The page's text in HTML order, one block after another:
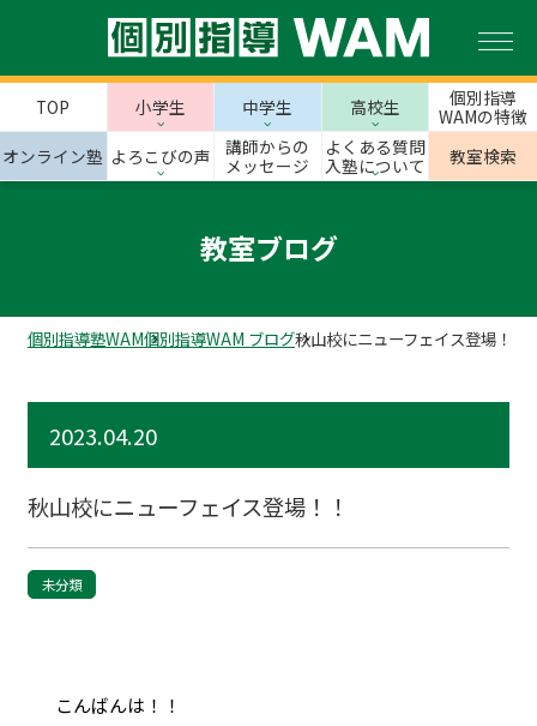
TOP 小学生 中学生 高校生
個別指導
WAMの特徴
オンライン塾 よろこびの声
講師からの
メッセージ
よくある質問
入塾について
教室検索
教室ブログ
個別指導塾WAM個別指導WAM ブログ秋山校にニューフェイス登場！！
2023.04.20
秋山校にニューフェイス登場！！
未分類
こんばんは！！